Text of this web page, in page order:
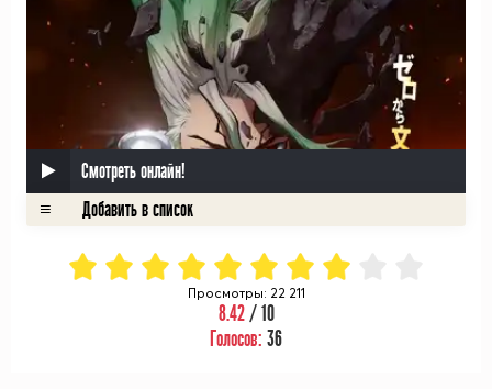
Смотреть онлайн!
Просмотры: 22 211
8.42/ 10
Голосов: 36